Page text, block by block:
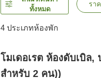
ทั้งหมด
รา
4 ประเภทห้องพัก
โมเดอเรต ห้องดับเบิล
สำหรับ 2 คน))